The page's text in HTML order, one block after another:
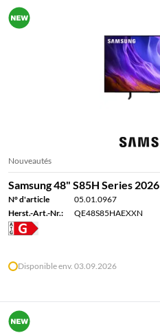
Nouveautés
Samsung 48" S85H Series 2026
N° d'article
05.01.0967
Herst.-Art.-Nr.:
QE48S85HAEXXN
Disponible env. 03.09.2026